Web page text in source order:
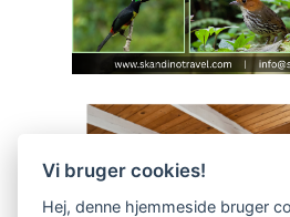
Vi bruger cookies!
Hej, denne hjemmeside bruger